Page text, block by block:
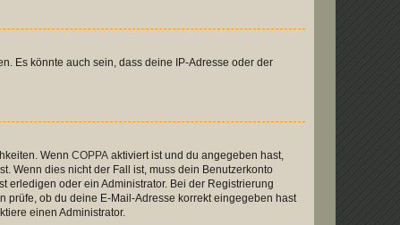
Es könnte auch sein, dass deine IP-Adresse oder der
Wenn COPPA aktiviert ist und du angegeben hast,
Wenn dies nicht der Fall ist, muss dein Benutzerkonto
erledigen oder ein Administrator. Bei der Registrierung
prüfe, ob du deine E-Mail-Adresse korrekt eingegeben hast
einen Administrator.